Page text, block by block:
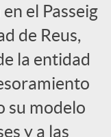
el Passeig
de Reus,
la entidad
su modelo
y a las